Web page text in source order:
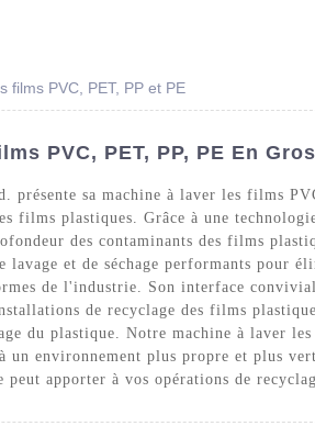
films PVC, PET, PP et PE
PVC, PET, PP, PE En
présente sa machine à laver les films
films plastiques. Grâce à une
des contaminants des films
lavage et de séchage performants
de l'industrie. Son interface
de recyclage des films
du plastique. Notre machine à laver
un environnement plus propre et plus
apporter à vos opérations de